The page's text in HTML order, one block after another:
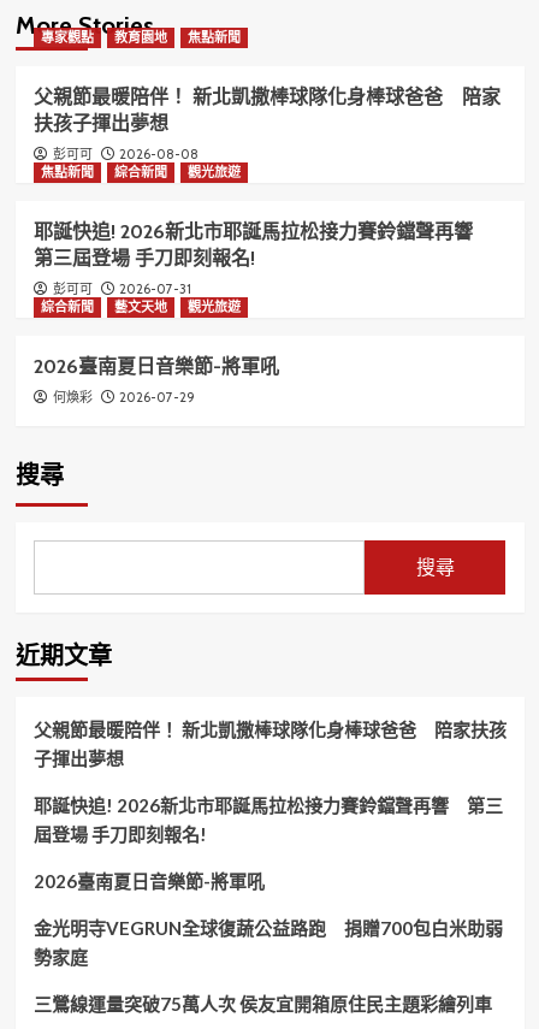
More Stories
專家觀點 教育園地 焦點新聞
父親節最暖陪伴！ 新北凱撒棒球隊化身棒球爸爸 陪家
扶孩子揮出夢想
彭可可
2026-08-08
焦點新聞
綜合新聞 觀光旅遊
耶誕快追! 2026新北市耶誕馬拉松接力賽鈴鐺聲再響
第三屆登場 手刀即刻報名!
彭可可
2026-07-31
綜合新聞
藝文天地 觀光旅遊
2026臺南夏日音樂節-將軍吼
何煥彩 2026-07-29
搜尋
搜尋
近期文章
父親節最暖陪伴！ 新北凱撒棒球隊化身棒球爸爸 陪家扶孩
子揮出夢想
耶誕快追! 2026新北市耶誕馬拉松接力賽鈴鐺聲再響 第三
屆登場 手刀即刻報名!
2026臺南夏日音樂節-將軍吼
金光明寺VEGRUN全球復蔬公益路跑 捐贈700包白米助弱
勢家庭
三鶯線運量突破75萬人次 侯友宜開箱原住民主題彩繪列車